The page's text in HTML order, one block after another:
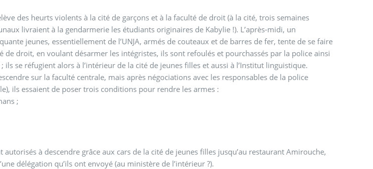
des heurts violents à la cité de garçons et à la faculté de droit (à la cité, trois semaines
livraient à la gendarmerie les étudiants originaires de Kabylie !). L’après-midi, un
jeunes, essentiellement de l’UNJA, armés de couteaux et de barres de fer, tente de se faire
de droit, en voulant désarmer les intégristes, ils sont refoulés et pourchassés par la police ainsi
ils se réfugient alors à l’intérieur de la cité de jeunes filles et aussi à l’Institut linguistique.
sur la faculté centrale, mais après négociations avec les responsables de la police
ils essaient de poser trois conditions pour rendre les armes :
;
à descendre grâce aux cars de la cité de jeunes filles jusqu’au restaurant Amirouche,
délégation qu’ils ont envoyé (au ministère de l’intérieur ?).